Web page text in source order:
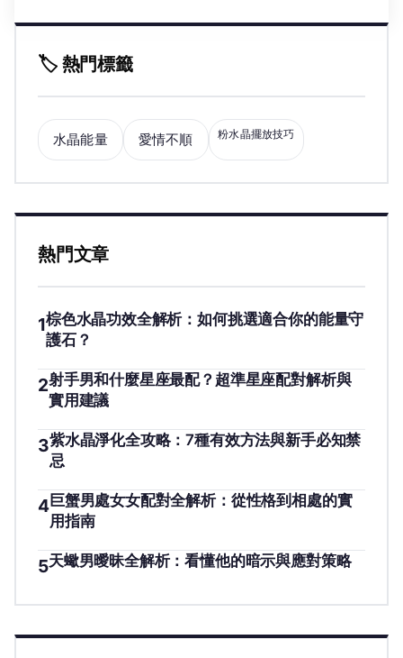
🏷️ 熱門標籤
水晶能量 愛情不順 粉水晶擺放技巧
熱門文章
1棕色水晶功效全解析：如何挑選適合你的能量守
護石？
2射手男和什麼星座最配？超準星座配對解析與
實用建議
3紫水晶淨化全攻略：7種有效方法與新手必知禁
忌
4巨蟹男處女女配對全解析：從性格到相處的實
用指南
5天蠍男曖昧全解析：看懂他的暗示與應對策略